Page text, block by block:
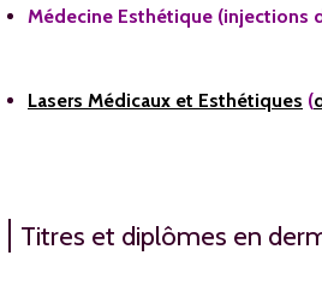
Médecine Esthétique (injections
Lasers Médicaux et Esthétiques (
Titres et diplômes en